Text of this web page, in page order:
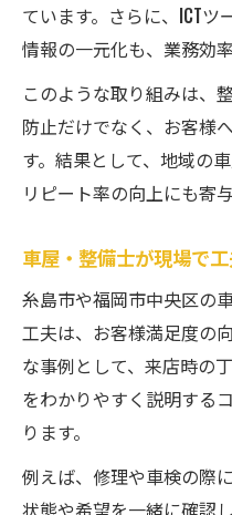
ています。さらに、ICT
情報の一元化も、業務効
このような取り組みは、
防止だけでなく、お客様
す。結果として、地域の
リピート率の向上にも寄
車屋・整備士が現場で
糸島市や福岡市中央区の
工夫は、お客様満足度の
な事例として、来店時の
をわかりやすく説明する
ります。
例えば、修理や車検の際
状態や希望を一緒に確認